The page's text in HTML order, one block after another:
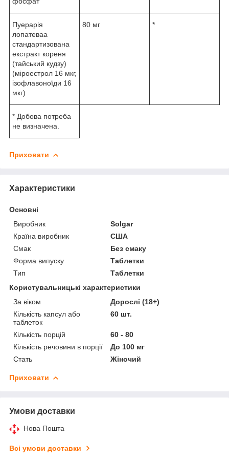
Пуерарія
лопатеваa
стандартизована
екстракт кореня
(тайський кудзу)
(міроестрол 16 мкг,
ізофлавоноїди 16
мкг)
80 мг *
* Добова потреба
не визначена.
Приховати
Характеристики
Основні
Виробник
Solgar
Країна виробник
США
Смак
Без смаку
Форма випуску
Таблетки
Тип
Таблетки
Користувальницькі характеристики
За віком
Дорослі (18+)
Кількість капсул або
таблеток
60 шт.
Кількість порцій
60 - 80
Кількість речовини в порції
До 100 мг
Стать
Жіночий
Приховати
Умови доставки
Нова Пошта
Всі умови доставки